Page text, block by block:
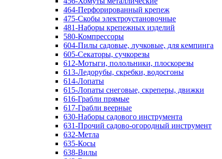
464-Перфорированный крепеж
475-Скобы электроустановочные
481-Наборы крепежных изделий
580-Компрессоры
604-Пилы садовые, лучковые, для кемпинга
605-Секаторы, сучкорезы
612-Мотыги, полольники, плоскорезы
613-Ледорубы, скребки, водосгоны
614-Лопаты
615-Лопаты снеговые, скреперы, движки
616-Грабли прямые
617-Грабли веерные
630-Наборы садового инструмента
631-Прочий садово-огородный инструмент
632-Метла
635-Косы
638-Вилы